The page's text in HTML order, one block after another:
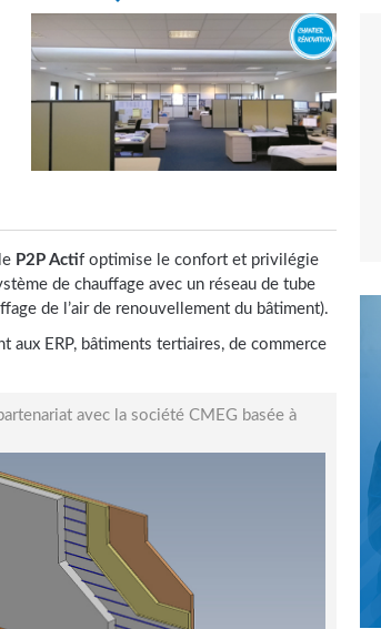
P2P Actif optimise le confort et privilégie
de chauffage avec un réseau de tube
de l’air de renouvellement du bâtiment).
aux ERP, bâtiments tertiaires, de commerce
avec la société CMEG basée à